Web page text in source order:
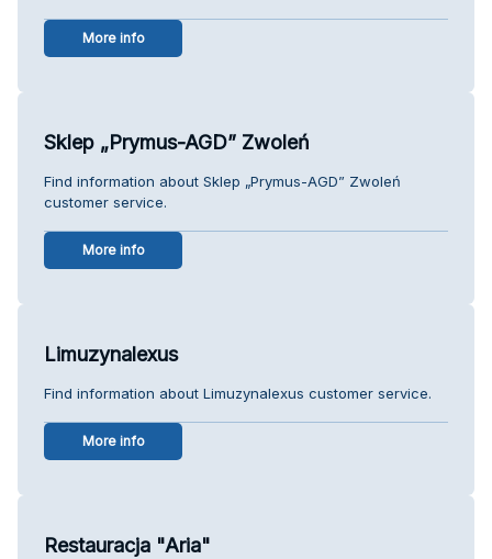
More info
Sklep „Prymus-AGD” Zwoleń
Find information about Sklep „Prymus-AGD” Zwoleń
customer service.
More info
Limuzynalexus
Find information about Limuzynalexus customer service.
More info
Restauracja "Aria"